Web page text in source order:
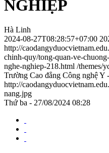
NGHIỆP
Hà Linh
2024-08-27T08:28:57+07:00
http://
chinh-quy/tong-quan-ve-
nghe-nghiep-218.html /themes/
Trường Cao đẳng Công nghệ
http://
nang.jpg
Thứ ba - 27/08/2024 08:28